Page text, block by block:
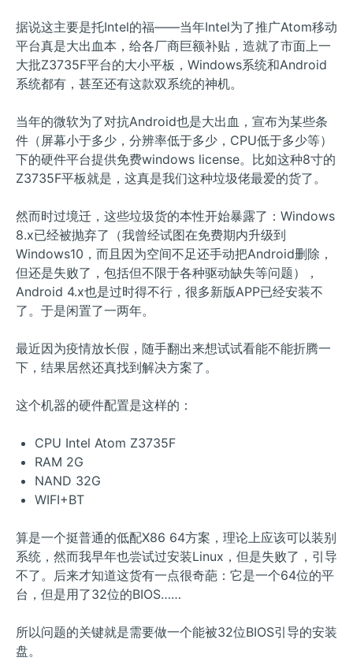
据说这主要是托Intel的福——当年Intel为了推广Atom移动
平台真是大出血本，给各厂商巨额补贴，造就了市面上一
大批Z3735F平台的大小平板，Windows系统和Android
系统都有，甚至还有这款双系统的神机。
当年的微软为了对抗Android也是大出血，宣布为某些条
件（屏幕小于多少，分辨率低于多少，CPU低于多少等）
下的硬件平台提供免费windows license。比如这种8寸的
Z3735F平板就是，这真是我们这种垃圾佬最爱的货了。
然而时过境迁，这些垃圾货的本性开始暴露了：Windows
8.x已经被抛弃了（我曾经试图在免费期内升级到
Windows10，而且因为空间不足还手动把Android删除，
但还是失败了，包括但不限于各种驱动缺失等问题），
Android 4.x也是过时得不行，很多新版APP已经安装不
了。于是闲置了一两年。
最近因为疫情放长假，随手翻出来想试试看能不能折腾一
下，结果居然还真找到解决方案了。
这个机器的硬件配置是这样的：
CPU Intel Atom Z3735F
RAM 2G
NAND 32G
WIFI+BT
算是一个挺普通的低配X86 64方案，理论上应该可以装别
系统，然而我早年也尝试过安装Linux，但是失败了，引导
不了。后来才知道这货有一点很奇葩：它是一个64位的平
台，但是用了32位的BIOS……
所以问题的关键就是需要做一个能被32位BIOS引导的安装
盘。